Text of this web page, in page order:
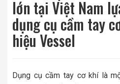
lớn tại Việt Nam
dụng cụ cầm tay
hiệu Vessel
Dụng cụ cầm tay cơ khí là